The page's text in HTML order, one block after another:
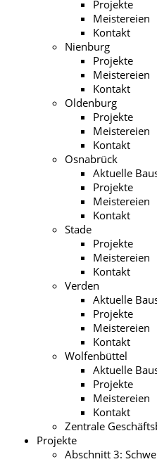
Projekte
Meistereien
Kontakt
Nienburg
Projekte
Meistereien
Kontakt
Oldenburg
Projekte
Meistereien
Kontakt
Osnabrück
Aktuelle
Projekte
Meistereien
Kontakt
Stade
Projekte
Meistereien
Kontakt
Verden
Aktuelle
Projekte
Meistereien
Kontakt
Wolfenbüttel
Aktuelle
Projekte
Meistereien
Kontakt
Zentrale
Projekte
Abschnitt 3: